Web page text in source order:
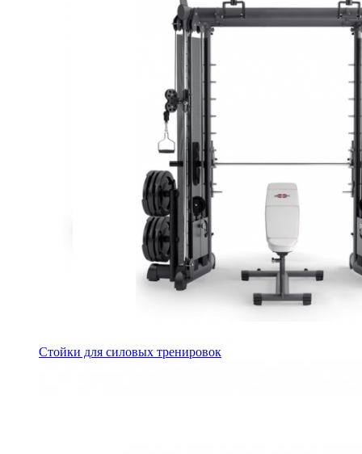
Стойки для силовых тренировок